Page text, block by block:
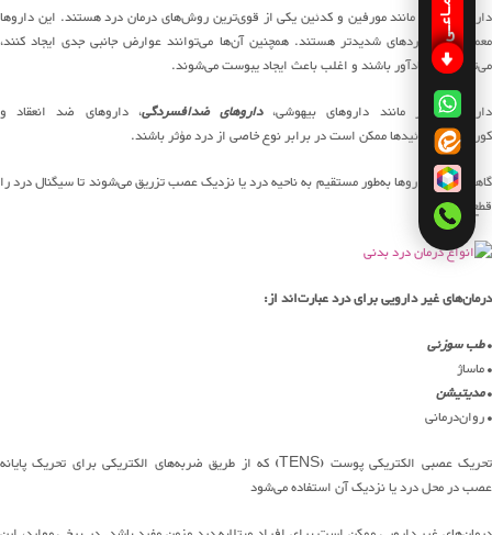
داروهای مخدر مانند مورفین و کدئین یکی از قوی‌ترین روش‌های درمان درد هستند. این داروها
معمولاً برای دردهای شدیدتر هستند. همچنین آن‌ها می‌توانند عوارض جانبی جدی ایجاد کنند،
می‌توانند اعتیادآور باشند و اغلب باعث ایجاد یبوست می‌شوند.
داروهای دیگر مانند داروهای بیهوشی،داروهای ضدافسردگی، داروهای ضد انعقاد و
کورتیکواستروئیدها ممکن است در برابر نوع خاصی از درد مؤثر باشند.
گاهی اوقات داروها به‌طور مستقیم به ناحیه درد یا نزدیک عصب تزریق می‌شوند تا سیگنال درد را
قطع کنند.
درمان‌های غیر دارویی برای درد عبارت‌اند از:
•طب سوزنی
• ماساژ
•مدیتیشن
• روان‌درمانی
تحریک عصبی الکتریکی پوست (TENS) که از طریق ضربه‌های الکتریکی برای تحریک پایانه
عصب در محل درد یا نزدیک آن استفاده می‌شود